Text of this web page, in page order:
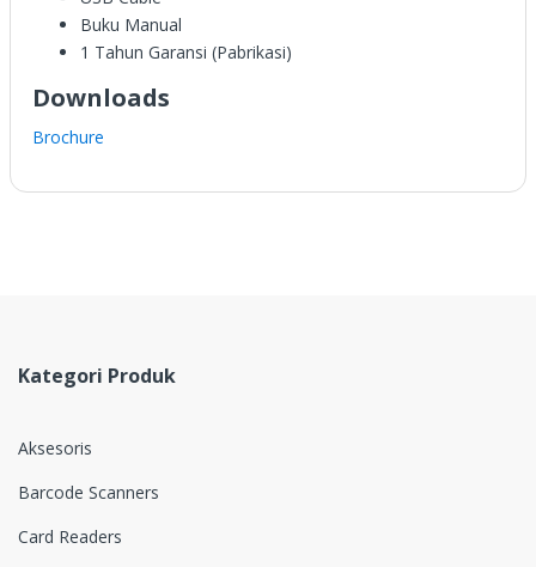
Buku Manual
1 Tahun Garansi (Pabrikasi)
Downloads
Brochure
Kategori Produk
Aksesoris
Barcode Scanners
Card Readers